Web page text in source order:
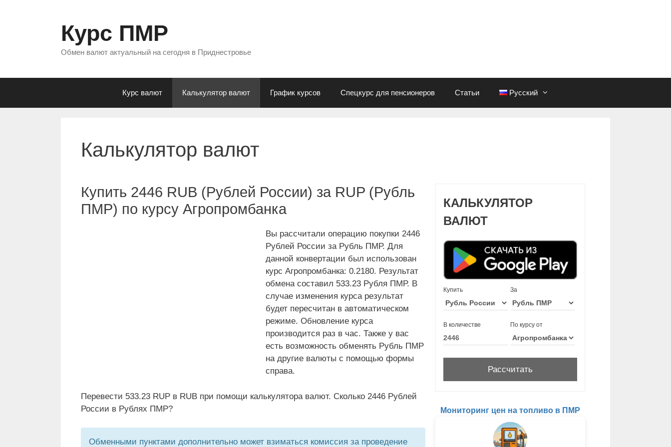
Курс ПМР
Обмен валют актуальный на сегодня в Приднестровье
Курс валют Калькулятор валют График курсов Спецкурс для пенсионеров Статьи Русский
Калькулятор валют
Купить 2446 RUB (Рублей России) за RUP (Рубль
ПМР) по курсу Агропромбанка
Вы рассчитали операцию покупки 2446
Рублей России за Рубль ПМР. Для
данной конвертации был использован
курс Агропромбанка: 0.2180. Результат
обмена составил 533.23 Рубля ПМР. В
случае изменения курса результат
будет пересчитан в автоматическом
режиме. Обновление курса
производится раз в час. Также у вас
есть возможность обменять Рубль ПМР
на другие валюты с помощью формы
справа.
Перевести 533.23 RUP в RUB при помощи калькулятора валют. Сколько 2446 Рублей
России в Рублях ПМР?
Обменными пунктами дополнительно может взиматься комиссия за проведение
КАЛЬКУЛЯТОР
ВАЛЮТ
Купить За
В количестве По курсу от
Мониторинг цен на топливо в ПМР